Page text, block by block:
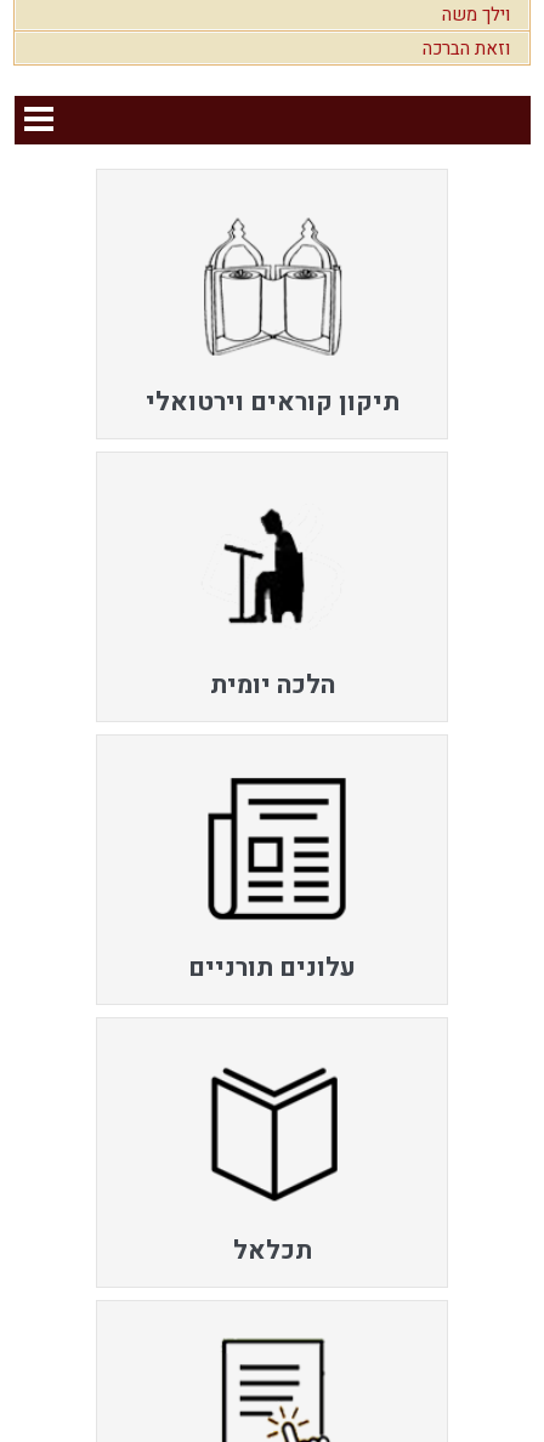
וילך משה
וזאת הברכה
תיקון קוראים וירטואלי
הלכה יומית
עלונים תורניים
תכלאל